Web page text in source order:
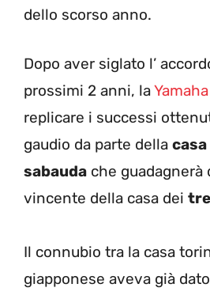
dello scorso anno.
Dopo aver siglato l’
prossimi 2 anni, laYamaha
replicare i successi
gaudio da parte della
sabauda che guadagnerà
vincente della casa dei
Il connubio tra la casa
giapponese aveva già